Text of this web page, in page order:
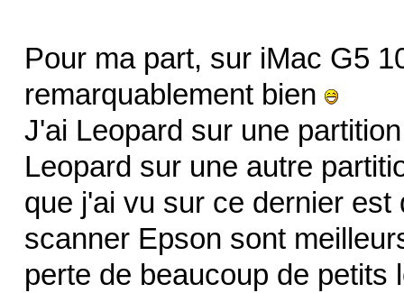
Pour ma part, sur iMac G5
remarquablement bien
J'ai Leopard sur une
Leopard sur une autre
que j'ai vu sur ce dernier
scanner Epson sont
perte de beaucoup de petits